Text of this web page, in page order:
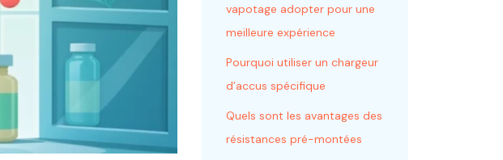
vapotage adopter pour une
meilleure expérience
Pourquoi utiliser un chargeur
d’accus spécifique
Quels sont les avantages des
résistances pré-montées